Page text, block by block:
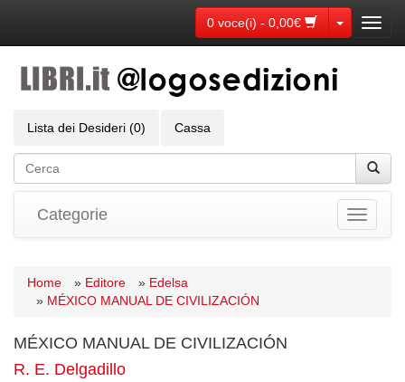
0 voce(i) - 0,00€ Toggle
Lista dei Desideri (0) Cassa
Toggle
Categorie
Home » Editore » Edelsa
» MÉXICO MANUAL DE CIVILIZACIÓN
MÉXICO MANUAL DE CIVILIZACIÓN
R. E. Delgadillo